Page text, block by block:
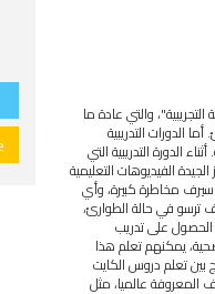
والتي عادة ما
أما الدورات التدريبية
الدورة التدريبية التي
الفيديوهات التعليمية
سيرف مخاطرة كبيرة، وأي
ترسو في حالة الطوارئ،
الحصول على تدريب
الأقل 40 كيلوجراما وأجسادهم قوية وصحية، يمكنهم تعلم هذا
بين تعلم دروس الكايت
المعروفة عالميا، مثل